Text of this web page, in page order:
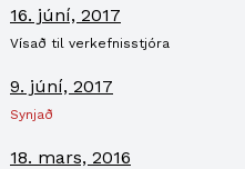
16. júní, 2017
Vísað til verkefnisstjóra
9. júní, 2017
Synjað
18. mars, 2016